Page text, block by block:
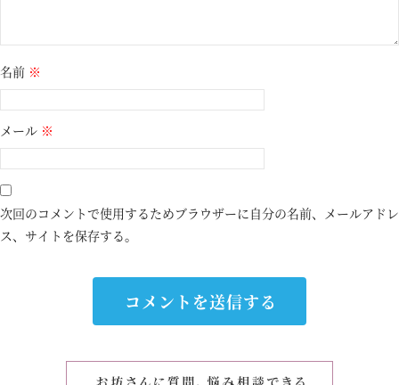
名前 ※
メール ※
次回のコメントで使用するためブラウザーに自分の名前、メールアドレ
ス、サイトを保存する。